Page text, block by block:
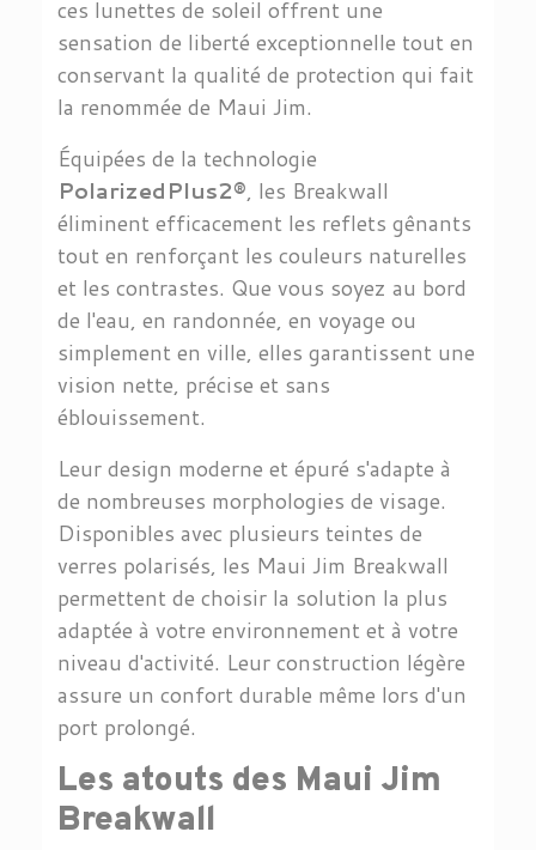
ces lunettes de soleil offrent une
sensation de liberté exceptionnelle tout en
conservant la qualité de protection qui fait
la renommée de Maui Jim.
Équipées de la technologie
PolarizedPlus2®, les Breakwall
éliminent efficacement les reflets gênants
tout en renforçant les couleurs naturelles
et les contrastes. Que vous soyez au bord
de l'eau, en randonnée, en voyage ou
simplement en ville, elles garantissent une
vision nette, précise et sans
éblouissement.
Leur design moderne et épuré s'adapte à
de nombreuses morphologies de visage.
Disponibles avec plusieurs teintes de
verres polarisés, les Maui Jim Breakwall
permettent de choisir la solution la plus
adaptée à votre environnement et à votre
niveau d'activité. Leur construction légère
assure un confort durable même lors d'un
port prolongé.
Les atouts des Maui Jim
Breakwall